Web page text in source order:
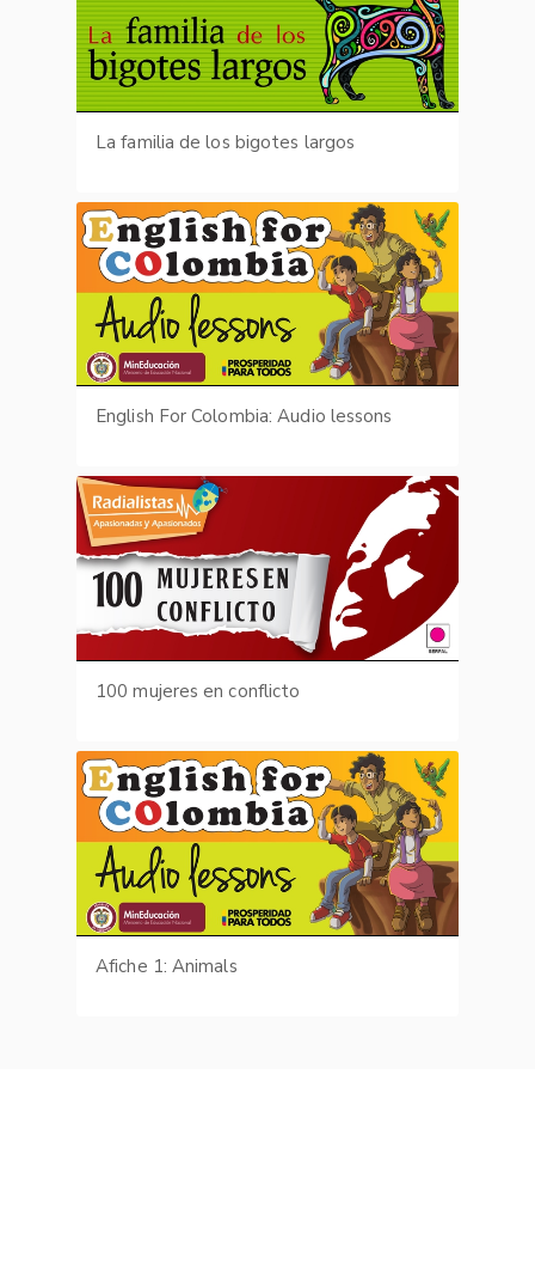
La familia de los bigotes largos
English For Colombia: Audio lessons
100 mujeres en conflicto
Afiche 1: Animals